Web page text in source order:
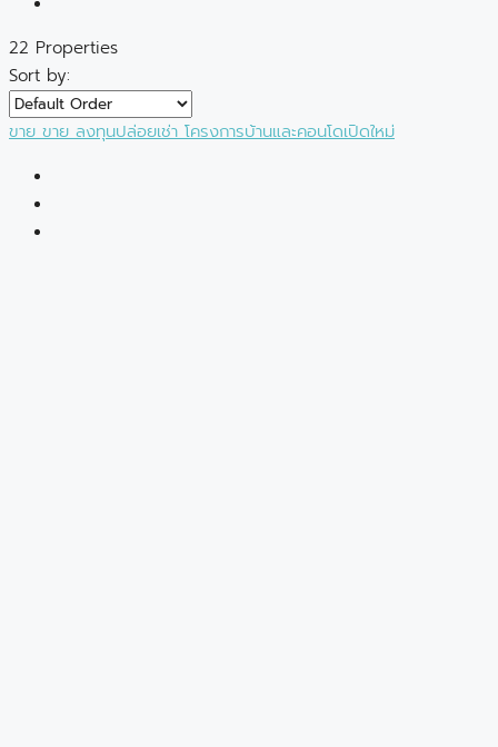
22 Properties
Sort by:
ขาย ขาย ลงทุนปล่อยเช่า โครงการบ้านและคอนโดเปิดใหม่